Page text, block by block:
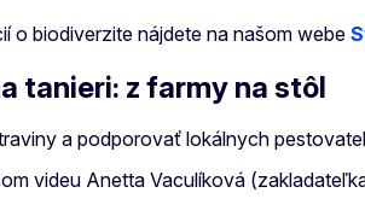
o biodiverzite nájdete na našom webe
tanieri: z farmy na stôl
a podporovať lokálnych
videu Anetta Vaculíková